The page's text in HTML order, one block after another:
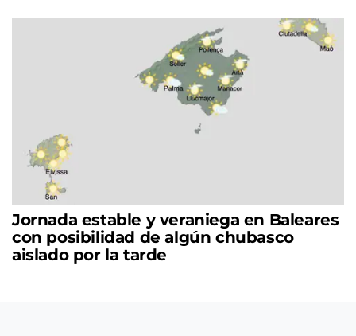
Jornada estable y veraniega en Baleares
con posibilidad de algún chubasco
aislado por la tarde